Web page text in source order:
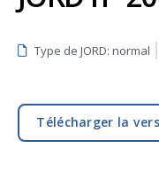
Type de JORD: normal
Télécharger la